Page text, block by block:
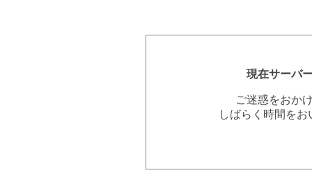
現在サーバ
ご迷惑をおか
しばらく時間を